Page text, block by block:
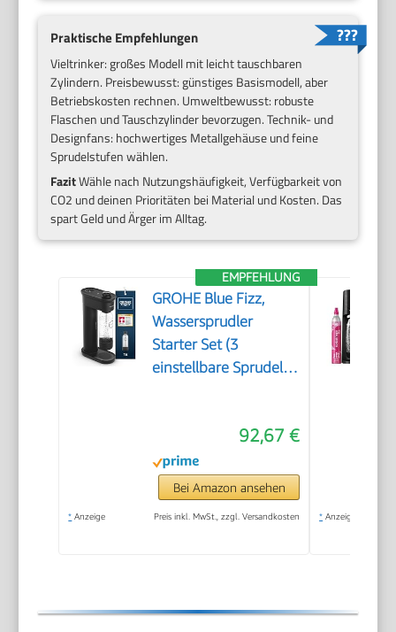
Praktische Empfehlungen
Vieltrinker: großes Modell mit leicht tauschbaren
Zylindern. Preisbewusst: günstiges Basismodell, aber
Betriebskosten rechnen. Umweltbewusst: robuste
Flaschen und Tauschzylinder bevorzugen. Technik- und
Designfans: hochwertiges Metallgehäuse und feine
Sprudelstufen wählen.
FazitWähle nach Nutzungshäufigkeit, Verfügbarkeit von
CO2 und deinen Prioritäten bei Material und Kosten. Das
spart Geld und Ärger im Alltag.
EMPFEHLUNG
GROHE Blue Fizz,
Wassersprudler
Starter Set (3
einstellbare Sprudel-
Wasserflasche +
Reinigungspulver),
schwarz, 31943K00
92,67 €
Bei Amazon ansehen
* Anzeige Preis inkl. MwSt., zzgl. Versandkosten * Anzeige